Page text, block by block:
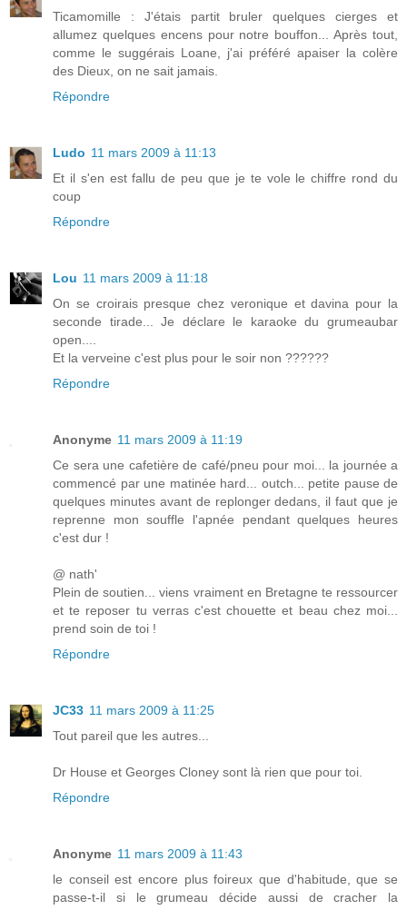
Ticamomille : J'étais partit bruler quelques cierges et
allumez quelques encens pour notre bouffon... Après tout,
comme le suggérais Loane, j'ai préféré apaiser la colère
des Dieux, on ne sait jamais.
Répondre
Ludo 11 mars 2009 à 11:13
Et il s'en est fallu de peu que je te vole le chiffre rond du
coup
Répondre
Lou 11 mars 2009 à 11:18
On se croirais presque chez veronique et davina pour la
seconde tirade... Je déclare le karaoke du grumeaubar
open....
Et la verveine c'est plus pour le soir non ??????
Répondre
Anonyme 11 mars 2009 à 11:19
Ce sera une cafetière de café/pneu pour moi... la journée a
commencé par une matinée hard... outch... petite pause de
quelques minutes avant de replonger dedans, il faut que je
reprenne mon souffle l'apnée pendant quelques heures
c'est dur !
@ nath'
Plein de soutien... viens vraiment en Bretagne te ressourcer
et te reposer tu verras c'est chouette et beau chez moi...
prend soin de toi !
Répondre
JC33 11 mars 2009 à 11:25
Tout pareil que les autres...
Dr House et Georges Cloney sont là rien que pour toi.
Répondre
Anonyme 11 mars 2009 à 11:43
le conseil est encore plus foireux que d'habitude, que se
passe-t-il si le grumeau décide aussi de cracher la